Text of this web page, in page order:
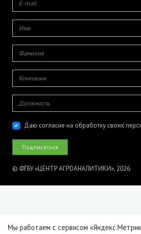
Даю согласие на обработку своих
© ФГБУ «ЦЕНТР АГРОАНАЛИТИКИ», 2026
Мы работаем с сервисом